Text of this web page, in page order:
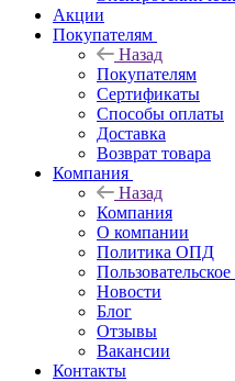
Акции
Покупателям
Назад
Покупателям
Сертификаты
Способы оплаты
Доставка
Возврат товара
Компания
Назад
Компания
О компании
Политика ОПД
Новости
Блог
Отзывы
Вакансии
Контакты